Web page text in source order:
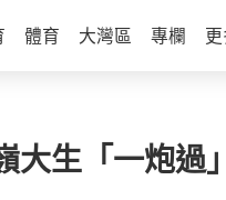
體育 大灣區 專欄
大生「一炮過